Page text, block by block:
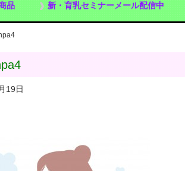
品 新・育乳セミナーメール配信中
19日